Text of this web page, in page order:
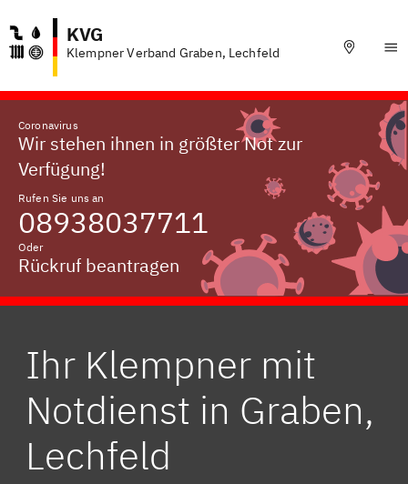
KVG
Klempner Verband Graben, Lechfeld
Coronavirus
Wir stehen ihnen in größter Not zur
Verfügung!
Rufen Sie uns an
08938037711
Oder
Rückruf beantragen
Ihr Klempner mit
Notdienst in Graben,
Lechfeld